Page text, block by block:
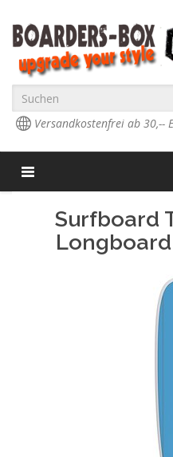
Versandkostenfrei ab 30,--
Surfboard